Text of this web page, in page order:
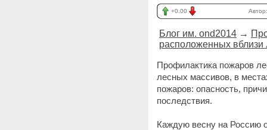
+0.00
Блог им. ond2014 →
расположенных вблизи
Профилактика пожаров
лесных массивов, в
пожаров: опасность,
последствия.
Каждую весну на Россию